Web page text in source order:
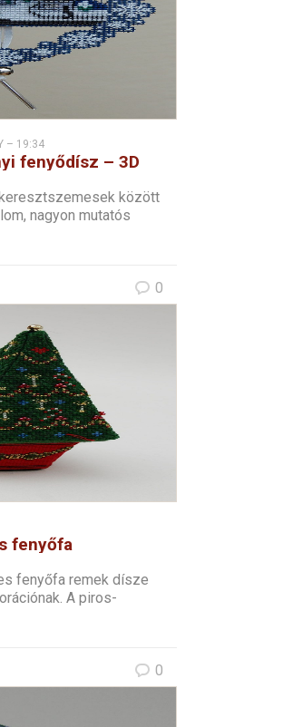
– 19:34
fenyődísz – 3D
között
nagyon mutatós
0
fenyőfa
fenyőfa remek dísze
A piros-
0